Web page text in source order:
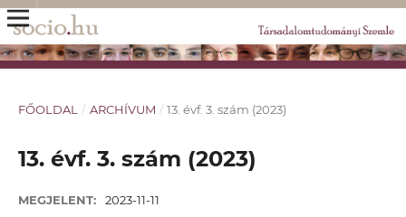
FŐOLDAL / ARCHÍVUM / 13. évf. 3. szám (2023)
13. évf. 3. szám (2023)
MEGJELENT: 2023-11-11